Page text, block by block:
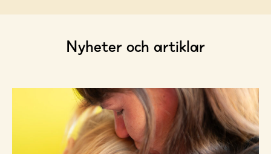
Nyheter och artiklar